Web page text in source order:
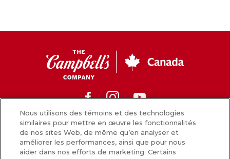
Canada
FacebookInstagram
Nouvelles
Comment nous préparons nos aliments
Nous utilisons des témoins et des technologies
similaires pour mettre en œuvre les fonctionnalités
de nos sites Web, de même qu’en analyser et
améliorer les performances, ainsi que pour nous
aider dans nos efforts de marketing. Certains